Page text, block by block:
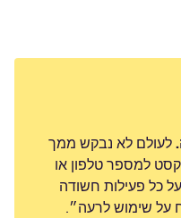
לעולם לא נבקש ממך
למספר טלפון או
כל פעילות חשודה
על שימוש לרעה״.